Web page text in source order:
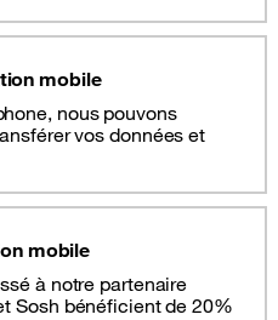
mobile
nous pouvons
vos données et
mobile
à notre partenaire
Sosh bénéficient de 20%